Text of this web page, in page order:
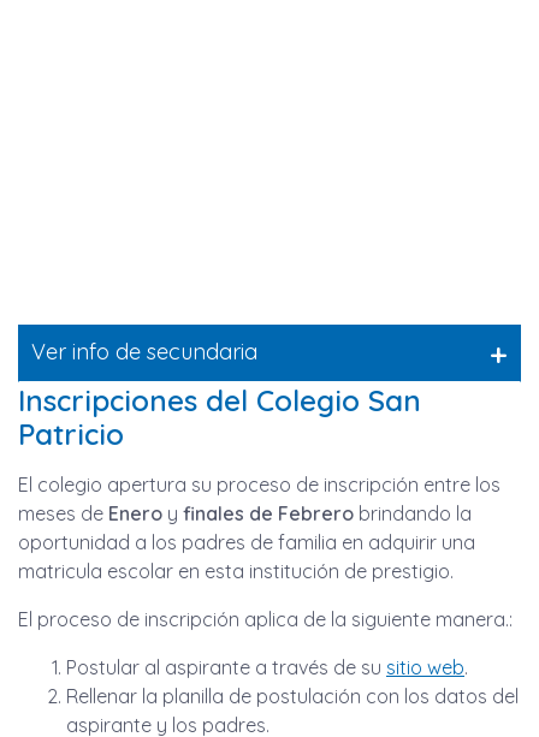
Ver info de secundaria +
Inscripciones del Colegio San
Patricio
El colegio apertura su proceso de inscripción entre los
meses de Enero y finales de Febrero brindando la
oportunidad a los padres de familia en adquirir una
matricula escolar en esta institución de prestigio.
El proceso de inscripción aplica de la siguiente manera.:
Postular al aspirante a través de su sitio web.
Rellenar la planilla de postulación con los datos del
aspirante y los padres.